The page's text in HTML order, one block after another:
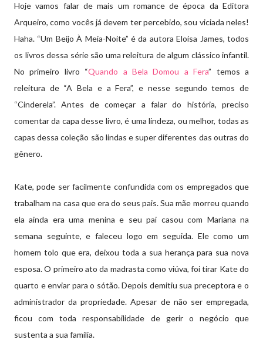
Hoje vamos falar de mais um romance de época da Editora
Arqueiro, como vocês já devem ter percebido, sou viciada neles!
Haha. “Um Beijo À Meia-Noite” é da autora Eloisa James, todos
os livros dessa série são uma releitura de algum clássico infantil.
No primeiro livro “Quando a Bela Domou a Fera” temos a
releitura de “A Bela e a Fera”, e nesse segundo temos de
“Cinderela”. Antes de começar a falar do história, preciso
comentar da capa desse livro, é uma lindeza, ou melhor, todas as
capas dessa coleção são lindas e super diferentes das outras do
gênero.
Kate, pode ser facilmente confundida com os empregados que
trabalham na casa que era do seus pais. Sua mãe morreu quando
ela ainda era uma menina e seu pai casou com Mariana na
semana seguinte, e faleceu logo em seguida. Ele como um
homem tolo que era, deixou toda a sua herança para sua nova
esposa. O primeiro ato da madrasta como viúva, foi tirar Kate do
quarto e enviar para o sótão. Depois demitiu sua preceptora e o
administrador da propriedade. Apesar de não ser empregada,
ficou com toda responsabilidade de gerir o negócio que
sustenta a sua família.